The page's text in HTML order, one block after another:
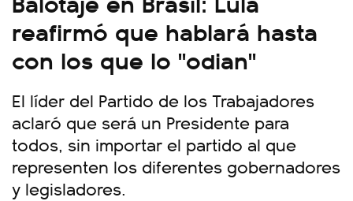
reafirmó que hablará hasta
con los que lo "odian"
El líder del Partido de los Trabajadores
aclaró que será un Presidente para
todos, sin importar el partido al que
representen los diferentes gobernadores
y legisladores.